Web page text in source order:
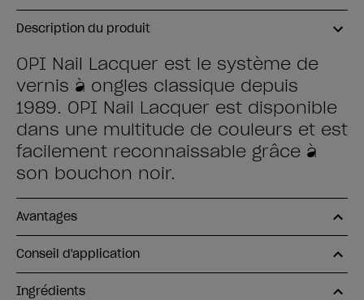
Description du produit
OPI Nail Lacquer est le système de
vernis à ongles classique depuis
1989. OPI Nail Lacquer est disponible
dans une multitude de couleurs et est
facilement reconnaissable grâce à
son bouchon noir.
Avantages
Conseil d'application
Ingrédients